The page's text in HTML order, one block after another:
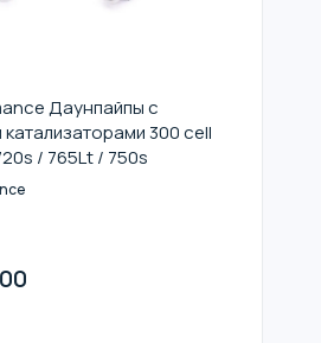
Даунпайпы с
300 cell
/ 765Lt / 750s